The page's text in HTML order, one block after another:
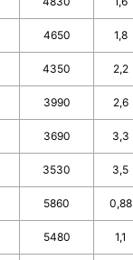
4650 1,8
4350 2,2
3990 2,6
3690 3,3
3530 3,5
5860 0,88
5480 1,1